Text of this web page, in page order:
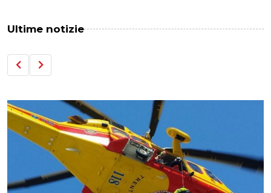
Ultime notizie